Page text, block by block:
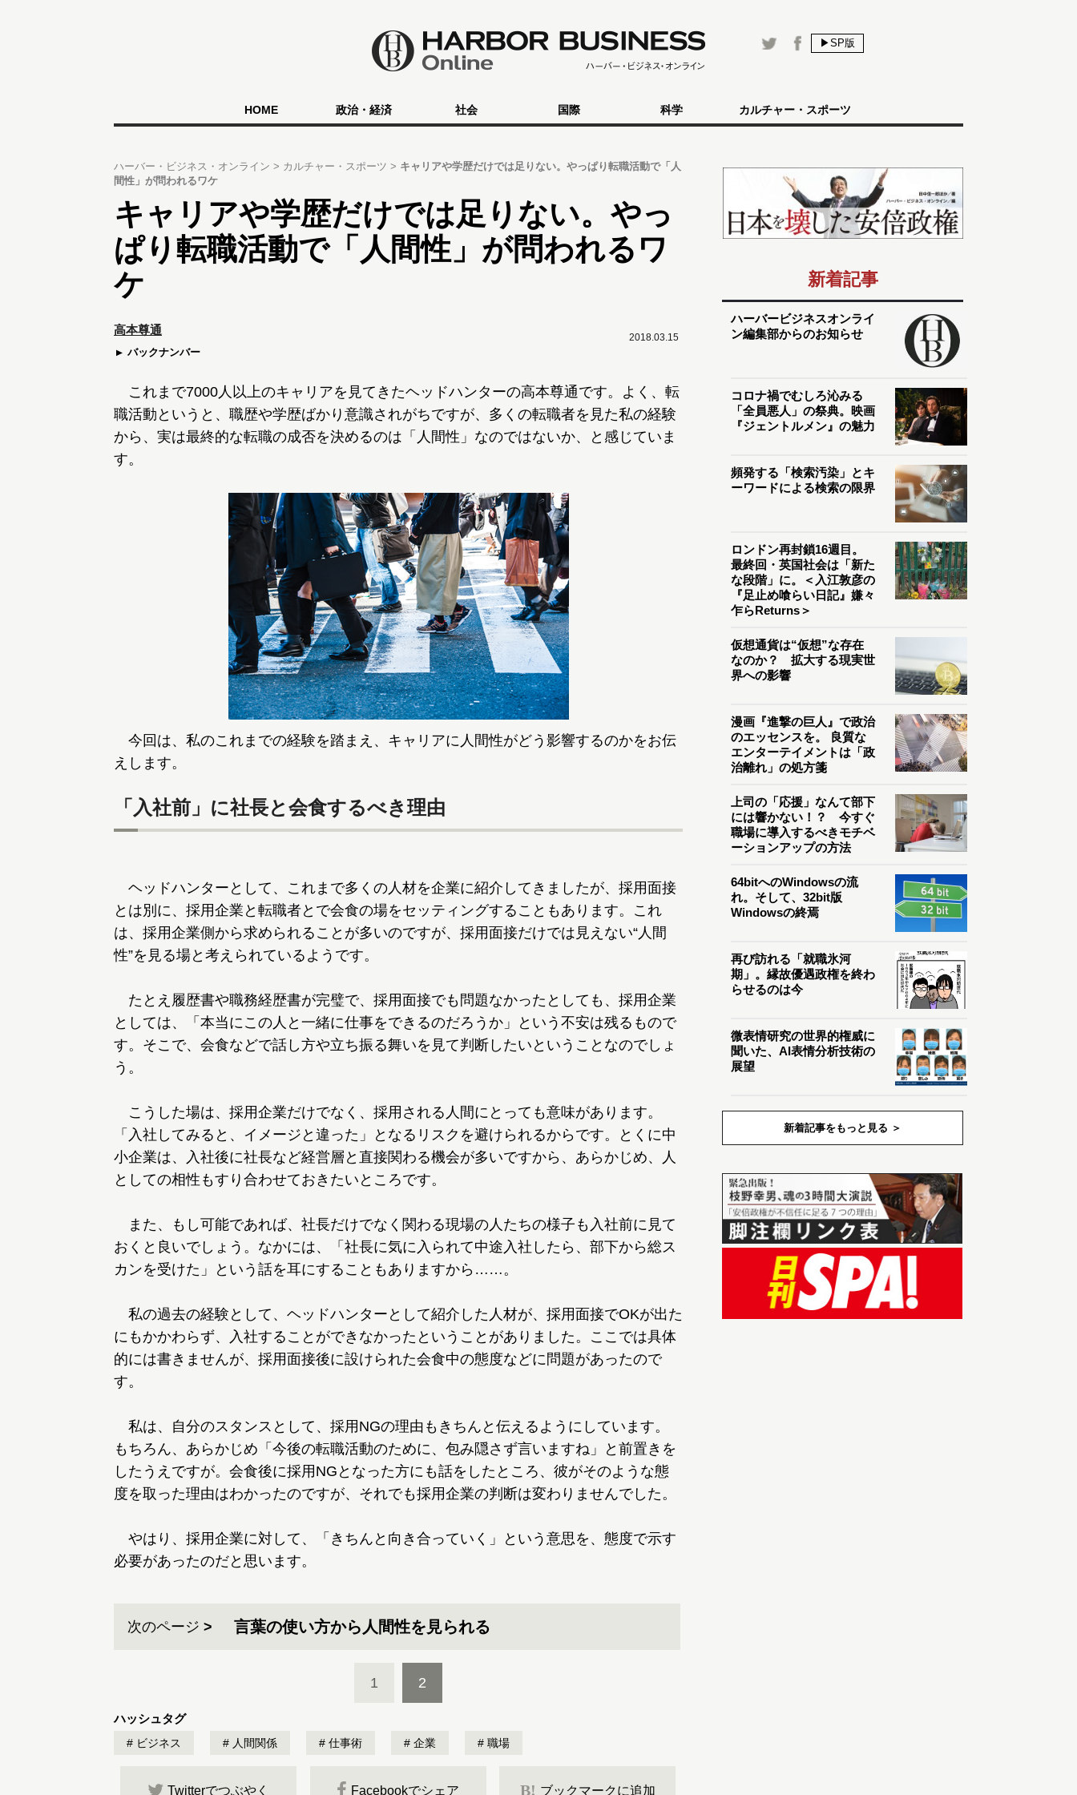
▶SP版
HOME 政治・経済 社会 国際 科学 カルチャー・スポーツ
ハーバー・ビジネス・オンライン カルチャー・スポーツ
キャリアや学歴だけでは足りない。やっぱり転職活動で「人
間性」が問われるワケ
キャリアや学歴だけでは足りない。やっ
ぱり転職活動で「人間性」が問われるワ
ケ
2018.03.15
高本尊通
バックナンバー
これまで7000人以上のキャリアを見てきたヘッドハンターの高本尊通です。よく、転
職活動というと、職歴や学歴ばかり意識されがちですが、多くの転職者を見た私の経験
から、実は最終的な転職の成否を決めるのは「人間性」なのではないか、と感じていま
す。
今回は、私のこれまでの経験を踏まえ、キャリアに人間性がどう影響するのかをお伝
えします。
「入社前」に社長と会食するべき理由
ヘッドハンターとして、これまで多くの人材を企業に紹介してきましたが、採用面接
とは別に、採用企業と転職者とで会食の場をセッティングすることもあります。これ
は、採用企業側から求められることが多いのですが、採用面接だけでは見えない“人間
性”を見る場と考えられているようです。
たとえ履歴書や職務経歴書が完璧で、採用面接でも問題なかったとしても、採用企業
としては、「本当にこの人と一緒に仕事をできるのだろうか」という不安は残るもので
す。そこで、会食などで話し方や立ち振る舞いを見て判断したいということなのでしょ
う。
こうした場は、採用企業だけでなく、採用される人間にとっても意味があります。
「入社してみると、イメージと違った」となるリスクを避けられるからです。とくに中
小企業は、入社後に社長など経営層と直接関わる機会が多いですから、あらかじめ、人
としての相性もすり合わせておきたいところです。
また、もし可能であれば、社長だけでなく関わる現場の人たちの様子も入社前に見て
おくと良いでしょう。なかには、「社長に気に入られて中途入社したら、部下から総ス
カンを受けた」という話を耳にすることもありますから……。
私の過去の経験として、ヘッドハンターとして紹介した人材が、採用面接でOKが出た
にもかかわらず、入社することができなかったということがありました。ここでは具体
的には書きませんが、採用面接後に設けられた会食中の態度などに問題があったので
す。
私は、自分のスタンスとして、採用NGの理由もきちんと伝えるようにしています。
もちろん、あらかじめ「今後の転職活動のために、包み隠さず言いますね」と前置きを
したうえですが。会食後に採用NGとなった方にも話をしたところ、彼がそのような態
度を取った理由はわかったのですが、それでも採用企業の判断は変わりませんでした。
やはり、採用企業に対して、「きちんと向き合っていく」という意思を、態度で示す
必要があったのだと思います。
次のページ 言葉の使い方から人間性を見られる
1 2
ハッシュタグ
ビジネス 人間関係 仕事術 企業 職場
Twitterでつぶやく Facebookでシェア B! ブックマークに追加
新着記事
ハーバービジネスオンライ
ン編集部からのお知らせ
コロナ禍でむしろ沁みる
「全員悪人」の祭典。映画
『ジェントルメン』の魅力
頻発する「検索汚染」とキ
ーワードによる検索の限界
ロンドン再封鎖16週目。
最終回・英国社会は「新た
な段階」に。＜入江敦彦の
『足止め喰らい日記』嫌々
乍らReturns＞
仮想通貨は“仮想”な存在
なのか？ 拡大する現実世
界への影響
漫画『進撃の巨人』で政治
のエッセンスを。 良質な
エンターテイメントは「政
治離れ」の処方箋
上司の「応援」なんて部下
には響かない！？ 今すぐ
職場に導入するべきモチベ
ーションアップの方法
64bitへのWindowsの流
れ。そして、32bit版
Windowsの終焉
再び訪れる「就職氷河
期」。縁故優遇政権を終わ
らせるのは今
微表情研究の世界的権威に
聞いた、AI表情分析技術の
展望
新着記事をもっと見る